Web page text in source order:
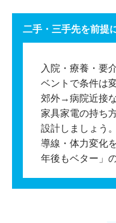
二手・三手先を前提
入院・療養・要
ベントで条件は
郊外→病院近接
家具家電の持ち
設計しましょう
導線・体力変化
年後もベター」